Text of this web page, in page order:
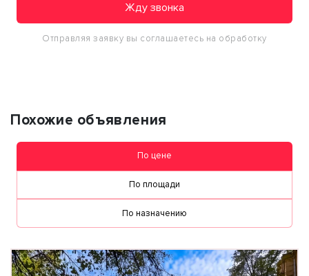
Жду звонка
Отправляя заявку вы соглашаетесь на обработку
Похожие объявления
По цене
По площади
По назначению